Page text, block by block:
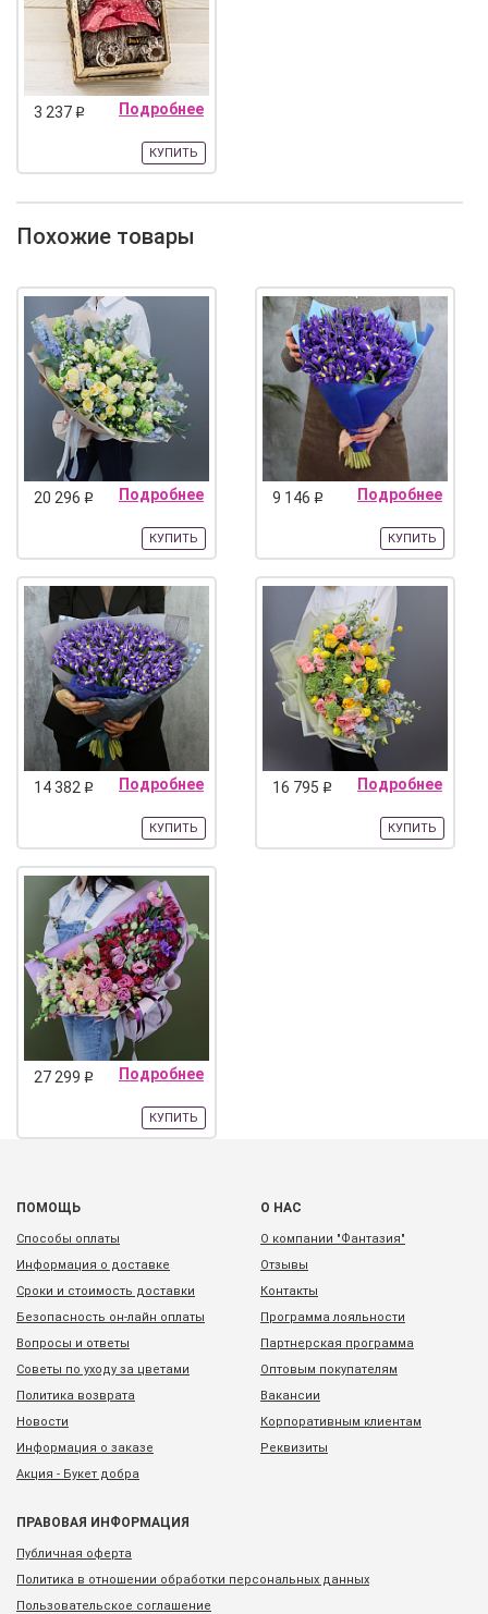
3 237 q Подробнее
КУПИТЬ
Похожие товары
20 296 q Подробнее
КУПИТЬ
9 146 q Подробнее
КУПИТЬ
14 382 q Подробнее
КУПИТЬ
16 795 q Подробнее
КУПИТЬ
27 299 q Подробнее
КУПИТЬ
ПОМОЩЬ
Способы оплаты
Информация о доставке
Сроки и стоимость доставки
Безопасность он-лайн оплаты
Вопросы и ответы
Советы по уходу за цветами
Политика возврата
Новости
Информация о заказе
Акция - Букет добра
О НАС
О компании "Фантазия"
Отзывы
Контакты
Программа лояльности
Партнерская программа
Оптовым покупателям
Вакансии
Корпоративным клиентам
Реквизиты
ПРАВОВАЯ ИНФОРМАЦИЯ
Публичная оферта
Политика в отношении обработки персональных данных
Пользовательское соглашение